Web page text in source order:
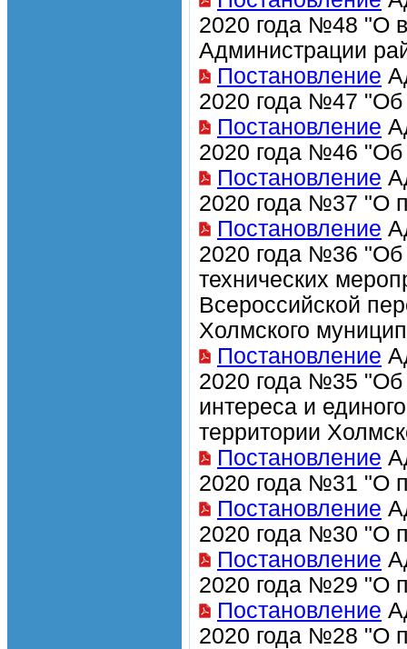
2020 года №48 "О
Администрации
Постановление
2020 года №47 "Об
Постановление
2020 года №46 "Об
Постановление
2020 года №37 "О
Постановление
2020 года №36 "Об
технических
Всероссийской
Холмского
Постановление
2020 года №35 "Об
интереса и
территории
Постановление
2020 года №31 "О
Постановление
2020 года №30 "О
Постановление
2020 года №29 "О
Постановление
2020 года №28 "О